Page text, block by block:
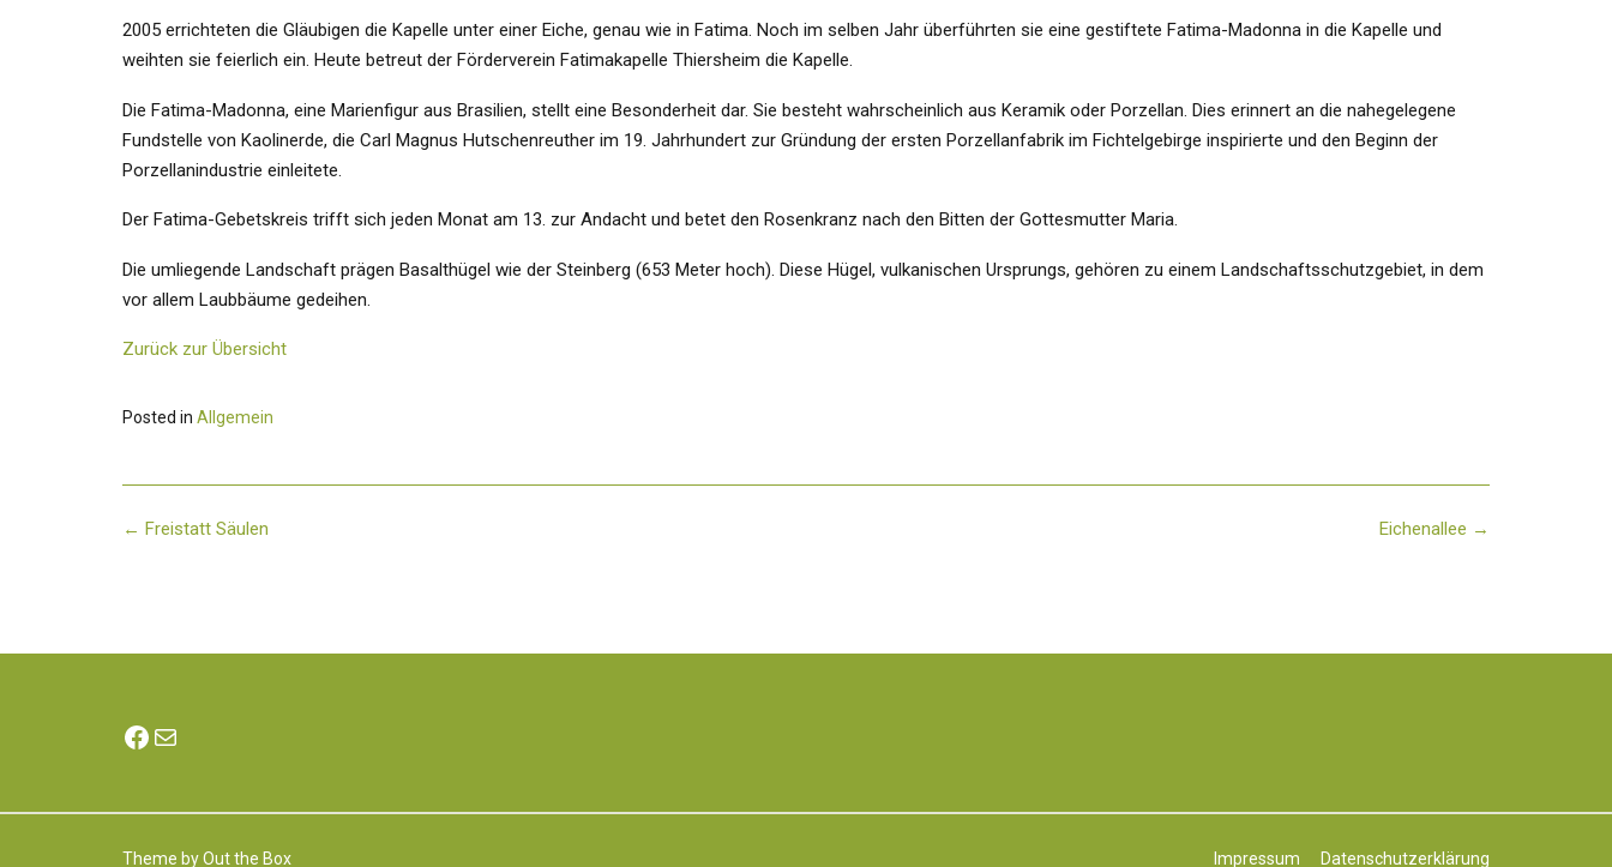
2005 errichteten die Gläubigen die Kapelle unter einer Eiche, genau wie in Fatima. Noch im selben Jahr überführten sie eine gestiftete Fatima-Madonna in die Kapelle und
weihten sie feierlich ein. Heute betreut der Förderverein Fatimakapelle Thiersheim die Kapelle.
Die Fatima-Madonna, eine Marienfigur aus Brasilien, stellt eine Besonderheit dar. Sie besteht wahrscheinlich aus Keramik oder Porzellan. Dies erinnert an die nahegelegene
Fundstelle von Kaolinerde, die Carl Magnus Hutschenreuther im 19. Jahrhundert zur Gründung der ersten Porzellanfabrik im Fichtelgebirge inspirierte und den Beginn der
Porzellanindustrie einleitete.
Der Fatima-Gebetskreis trifft sich jeden Monat am 13. zur Andacht und betet den Rosenkranz nach den Bitten der Gottesmutter Maria.
Die umliegende Landschaft prägen Basalthügel wie der Steinberg (653 Meter hoch). Diese Hügel, vulkanischen Ursprungs, gehören zu einem Landschaftsschutzgebiet, in dem
vor allem Laubbäume gedeihen.
Zurück zur Übersicht
Posted in Allgemein
Post
Eichenallee →
← Freistatt Säulen
Facebook
E-Mail
Theme byOut the Box Impressum Datenschutzerklärung